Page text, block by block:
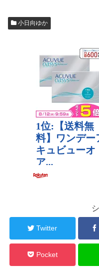
小日向ゆか
Twitter
Pocket